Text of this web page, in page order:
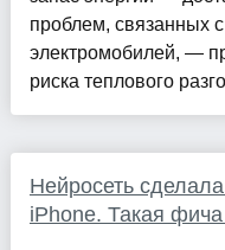
проблем, связанных
электромобилей, —
риска теплового
Нейросеть
iPhone. Такая